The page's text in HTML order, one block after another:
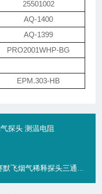
25501002
AQ-1400
AQ-1399
PRO2001WHP-BG
EPM.303-HB
探头 测温电阻
气稀释探头三通阀45500019